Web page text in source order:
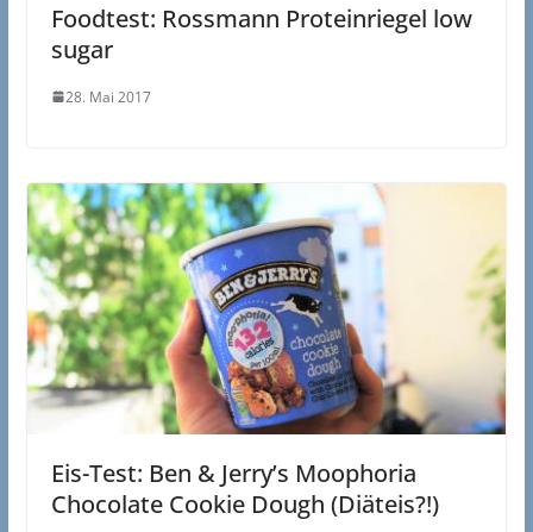
Foodtest: Rossmann Proteinriegel low
sugar
28. Mai 2017
Eis-Test: Ben & Jerry’s Moophoria
Chocolate Cookie Dough (Diäteis?!)